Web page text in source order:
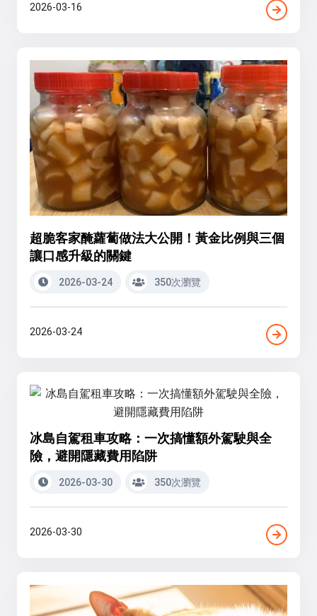
2026-03-16
超脆客家醃蘿蔔做法大公開！黃金比例與三個
讓口感升級的關鍵
2026-03-24 350次瀏覽
2026-03-24
冰島自駕租車攻略：一次搞懂額外駕駛與全
險，避開隱藏費用陷阱
2026-03-30 350次瀏覽
2026-03-30